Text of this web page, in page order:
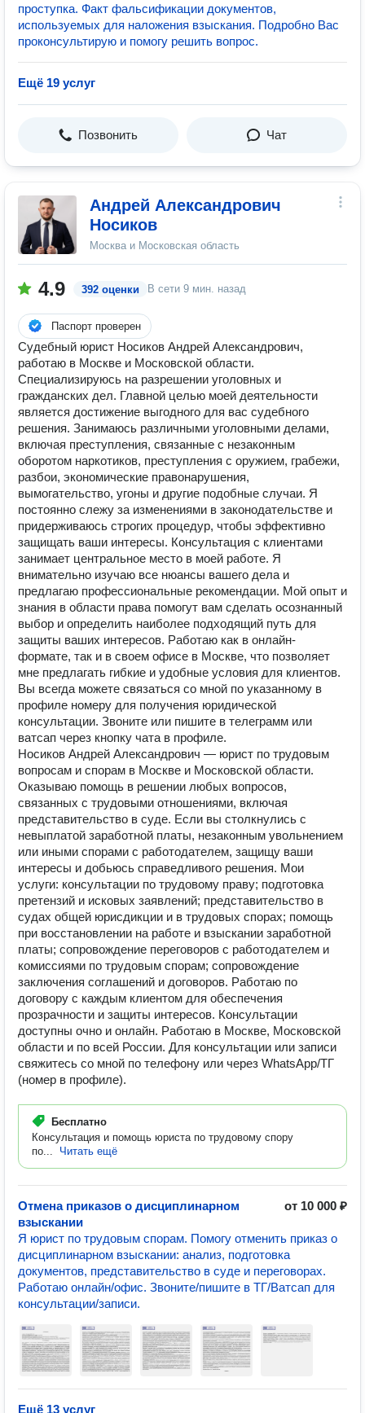
проступка. Факт фальсификации документов,
используемых для наложения взыскания. Подробно Вас
проконсультирую и помогу решить вопрос.
Ещё 19 услуг
Позвонить Чат
Андрей Александрович
Носиков
Москва и Московская область
4.9 392 оценки В сети 9 мин. назад
Паспорт проверен
Судебный юрист Носиков Андрей Александрович,
работаю в Москве и Московской области.
Специализируюсь на разрешении уголовных и
гражданских дел. Главной целью моей деятельности
является достижение выгодного для вас судебного
решения. Занимаюсь различными уголовными делами,
включая преступления, связанные с незаконным
оборотом наркотиков, преступления с оружием, грабежи,
разбои, экономические правонарушения,
вымогательство, угоны и другие подобные случаи. Я
постоянно слежу за изменениями в законодательстве и
придерживаюсь строгих процедур, чтобы эффективно
защищать ваши интересы. Консультация с клиентами
занимает центральное место в моей работе. Я
внимательно изучаю все нюансы вашего дела и
предлагаю профессиональные рекомендации. Мой опыт и
знания в области права помогут вам сделать осознанный
выбор и определить наиболее подходящий путь для
защиты ваших интересов. Работаю как в онлайн-
формате, так и в своем офисе в Москве, что позволяет
мне предлагать гибкие и удобные условия для клиентов.
Вы всегда можете связаться со мной по указанному в
профиле номеру для получения юридической
консультации. Звоните или пишите в телеграмм или
ватсап через кнопку чата в профиле.
Носиков Андрей Александрович — юрист по трудовым
вопросам и спорам в Москве и Московской области.
Оказываю помощь в решении любых вопросов,
связанных с трудовыми отношениями, включая
представительство в суде. Если вы столкнулись с
невыплатой заработной платы, незаконным увольнением
или иными спорами с работодателем, защищу ваши
интересы и добьюсь справедливого решения. Мои
услуги: консультации по трудовому праву; подготовка
претензий и исковых заявлений; представительство в
судах общей юрисдикции и в трудовых спорах; помощь
при восстановлении на работе и взыскании заработной
платы; сопровождение переговоров с работодателем и
комиссиями по трудовым спорам; сопровождение
заключения соглашений и договоров. Работаю по
договору с каждым клиентом для обеспечения
прозрачности и защиты интересов. Консультации
доступны очно и онлайн. Работаю в Москве, Московской
области и по всей России. Для консультации или записи
свяжитесь со мной по телефону или через WhatsApp/ТГ
(номер в профиле).
Бесплатно
Консультация и помощь юриста по трудовому спору
по...
Читать ещё
Отмена приказов о дисциплинарном
взыскании
от 10 000 ₽
Я юрист по трудовым спорам. Помогу отменить приказ о
дисциплинарном взыскании: анализ, подготовка
документов, представительство в суде и переговорах.
Работаю онлайн/офис. Звоните/пишите в ТГ/Ватсап для
консультации/записи.
Ещё 13 услуг